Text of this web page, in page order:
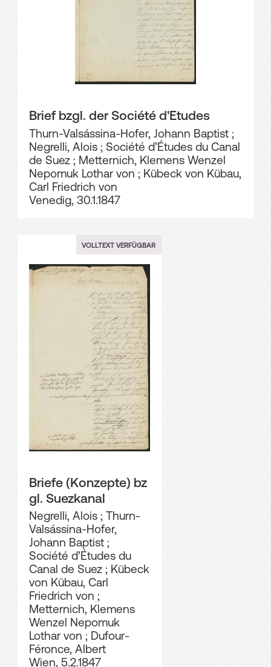
Brief bzgl. der Société d'Etudes
Thurn-Valsássina-Hofer, Johann Baptist;
Negrelli, Alois; Société d’Études du Canal
de Suez; Metternich, Klemens Wenzel
Nepomuk Lothar von ; Kübeck von Kübau,
Carl Friedrich von
Venedig, 30.1.1847
VOLLTEXT VERFÜGBAR
Briefe (Konzepte) bz
gl. Suezkanal
Negrelli, Alois; Thurn-
Valsássina-Hofer,
Johann Baptist;
Société d’Études du
Canal de Suez; Kübeck
von Kübau, Carl
Friedrich von ;
Metternich, Klemens
Wenzel Nepomuk
Lothar von ; Dufour-
Féronce, Albert
Wien, 5.2.1847